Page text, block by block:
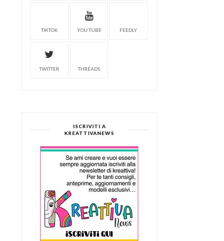
TIKTOK YOU TUBE FEEDLY
TWITTER THREADS
ISCRIVITI A
KREATTIVANEWS